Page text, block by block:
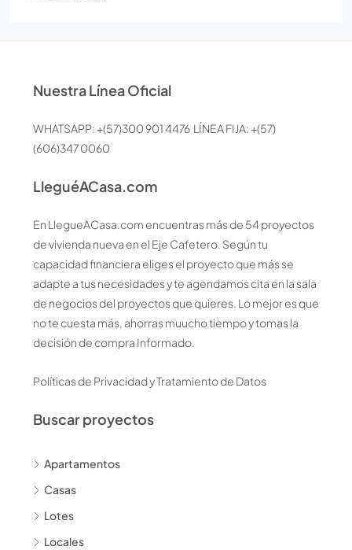
Nuestra Línea Oficial
WHATSAPP: +(57)300 901 4476 LÍNEA FIJA: +(57)
(606)347 0060
LleguéACasa.com
En LlegueACasa.com encuentras más de 54 proyectos
de vivienda nueva en el Eje Cafetero. Según tu
capacidad financiera eliges el proyecto que más se
adapte a tus necesidades y te agendamos cita en la sala
de negocios del proyectos que quieres. Lo mejor es que
no te cuesta más, ahorras muucho tiempo y tomas la
decisión de compra Informado.
Políticas de Privacidad y Tratamiento de Datos
Buscar proyectos
Apartamentos
Casas
Lotes
Locales